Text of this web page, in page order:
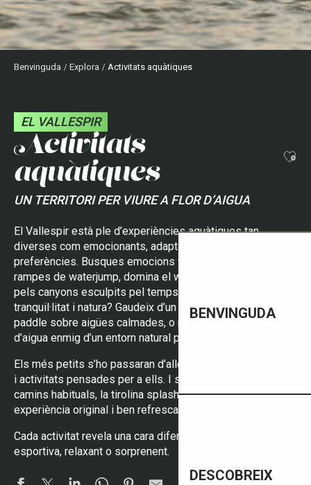
BENVINGUDA
DESCOBREIX
Benvinguda Explora Activitats aquàtiques
EL VALLESPIR
activitats
aquàtiques
UN TERRITORI PER VIURE A FLOR D’AIGUA
El Vallespir està ple d’experiències aquàtiques tan
diverses com emocionants, adaptades a totes les edats i
preferències. Busques emocions fortes? Llança’t per les
rampes de waterjump, domina el wakeboard o descendeix
pels canyons esculpits pel temps. Prefereixes
tranquil·litat i natura? Gaudeix d’un passeig amb caiac o
paddle sobre aigües calmades, o relaxa’t en un patinet
d’aigua enmig d’un entorn natural preservat.
Els més petits s’ho passaran d’allò més bé a les piscines
i activitats pensades per a ells. I si t’agrada sortir dels
camins habituals, la tirolina splash t’ofereix una
experiència original i ben refrescant.
Cada activitat revela una cara diferent del territori: lúdica,
esportiva, relaxant o sorprenent.